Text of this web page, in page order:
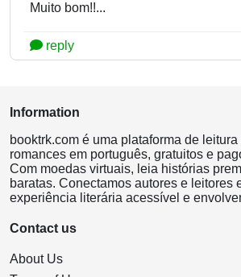
Muito bom!!...
reply
Information
booktrk.com é uma plataforma de
romances em português, gratuitos e
Com moedas virtuais, leia histórias
baratas. Conectamos autores e leitores
experiência literária acessível e
Contact us
About Us